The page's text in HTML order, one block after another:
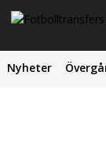
Nyheter